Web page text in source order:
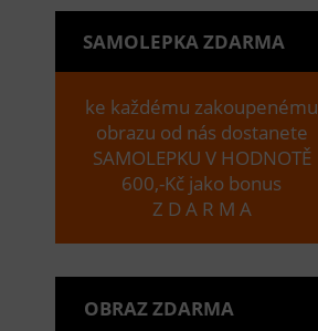
SAMOLEPKA ZDARMA
ke každému zakoupenému
obrazu od nás dostanete
SAMOLEPKU V HODNOTĚ
600,-Kč jako bonus
Z D A R M A
OBRAZ ZDARMA